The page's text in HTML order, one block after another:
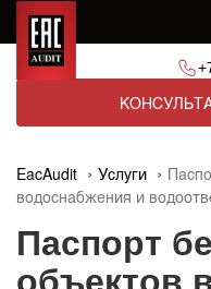
EacAudit Услуги
водоснабжения и
Паспорт